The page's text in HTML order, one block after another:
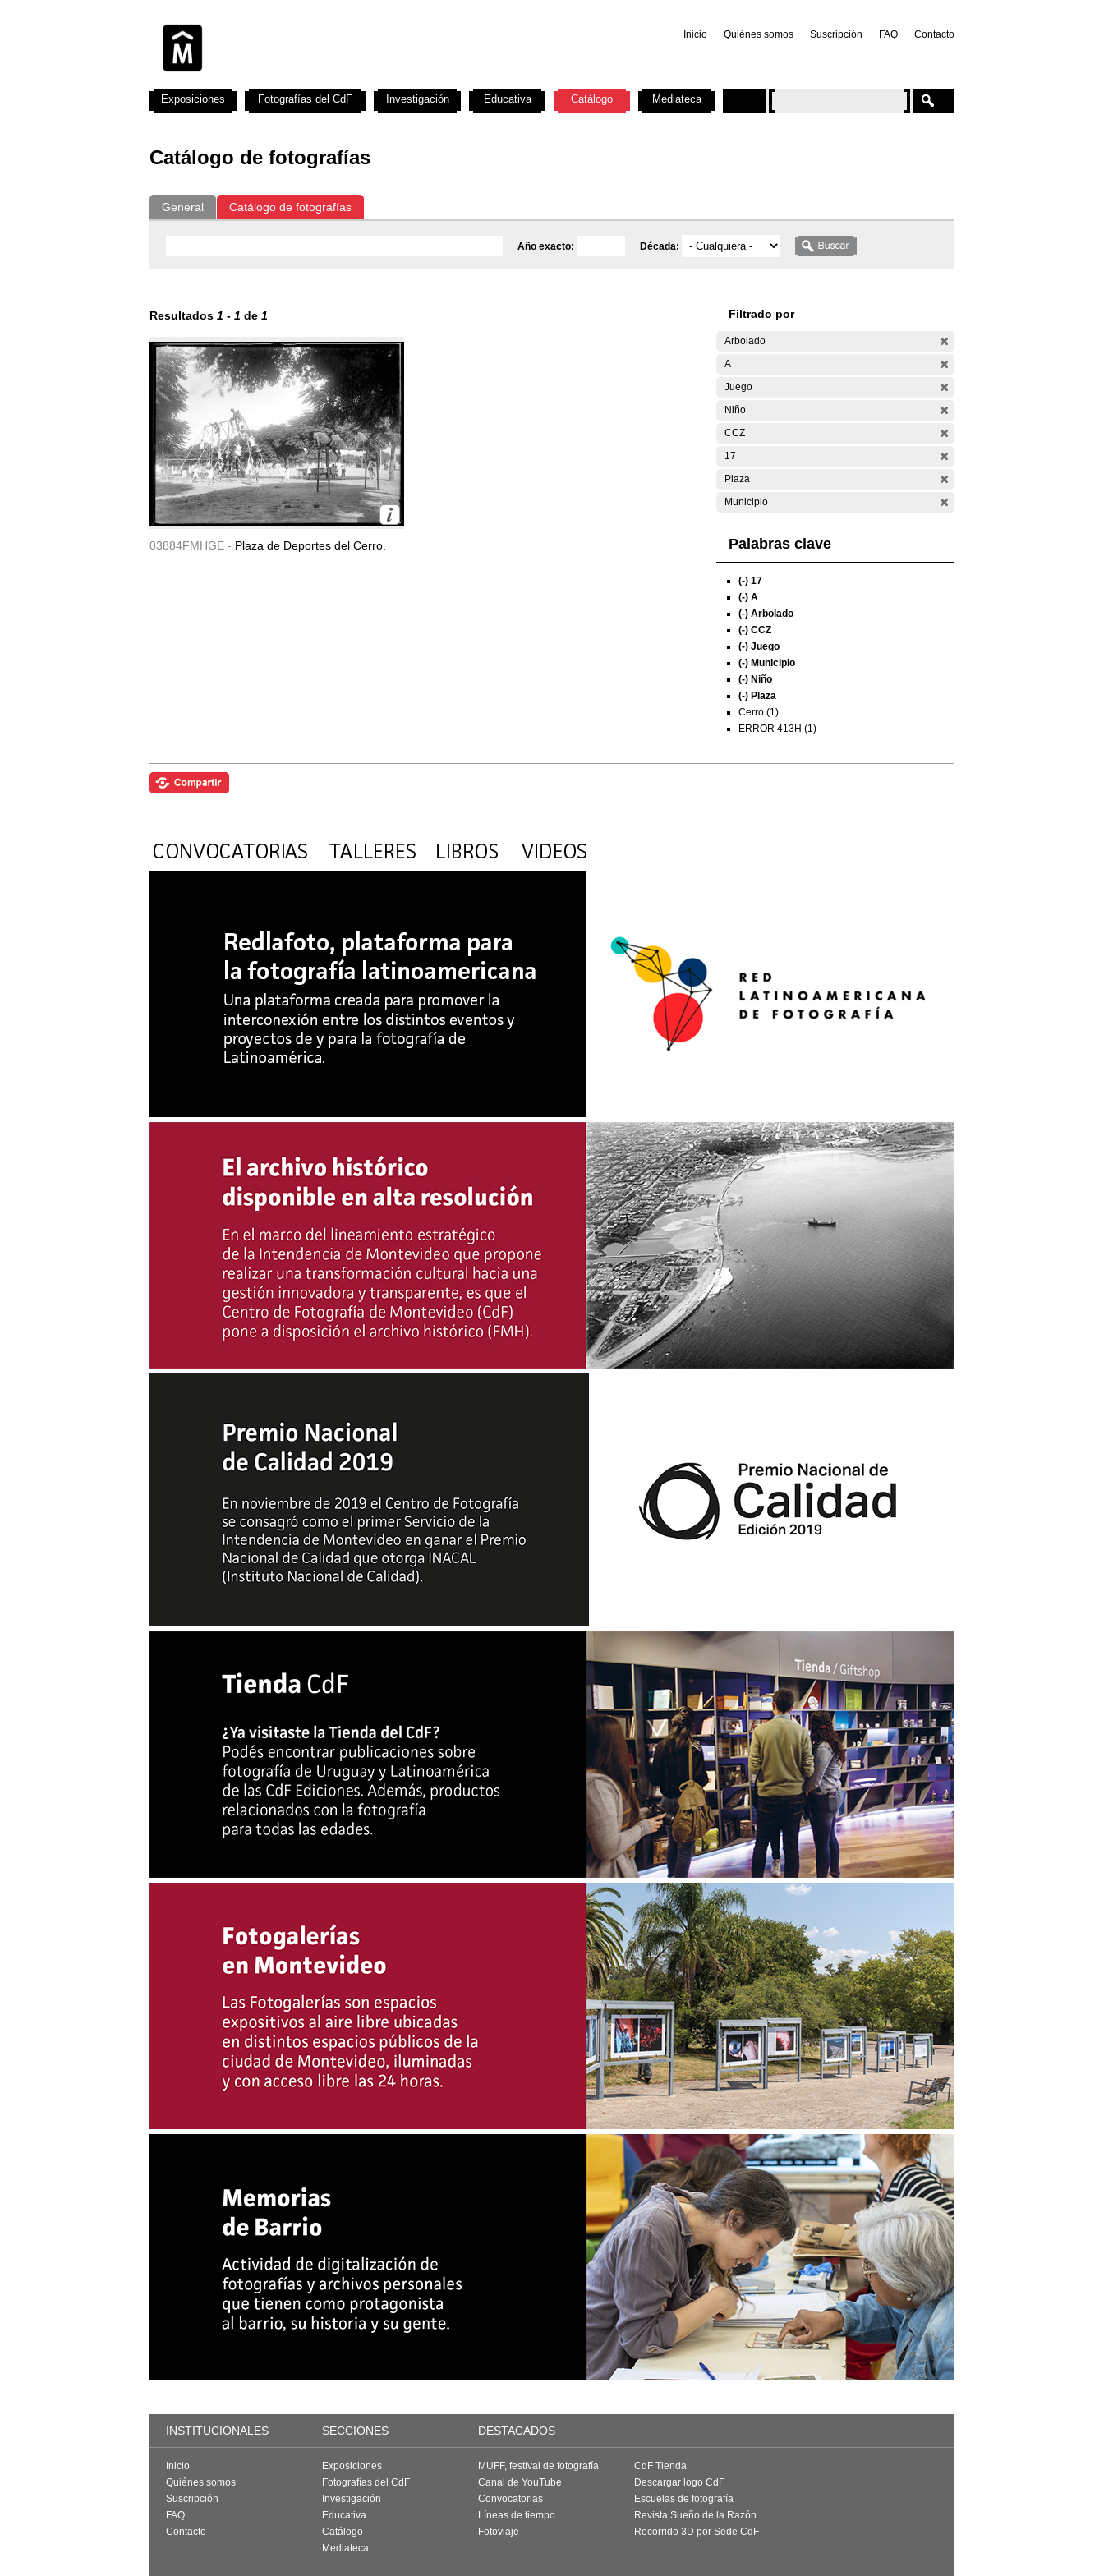
Inicio Quiénes somos Suscripción FAQ Contacto
Catálogo de fotografías
General Catálogo de fotografías
Año exacto: Década:
Resultados 1 - 1 de 1
03884FMHGE - Plaza de Deportes del Cerro.
Filtrado por
Arbolado
A
Juego
Niño
CCZ
17
Plaza
Municipio
Palabras clave
(-) 17
(-) A
(-) Arbolado
(-) CCZ
(-) Juego
(-) Municipio
(-) Niño
(-) Plaza
Cerro (1)
ERROR 413H (1)
Exposiciones Fotografías del CdF Investigación Educativa Catálogo Mediateca
INSTITUCIONALES SECCIONES DESTACADOS
Inicio
Quiénes somos
Suscripción
FAQ
Contacto
Exposiciones
Fotografías del CdF
Investigación
Educativa
Catálogo
Mediateca
MUFF, festival de fotografía
Canal de YouTube
Convocatorias
Líneas de tiempo
Fotoviaje
CdF Tienda
Descargar logo CdF
Escuelas de fotografía
Revista Sueño de la Razón
Recorrido 3D por Sede CdF